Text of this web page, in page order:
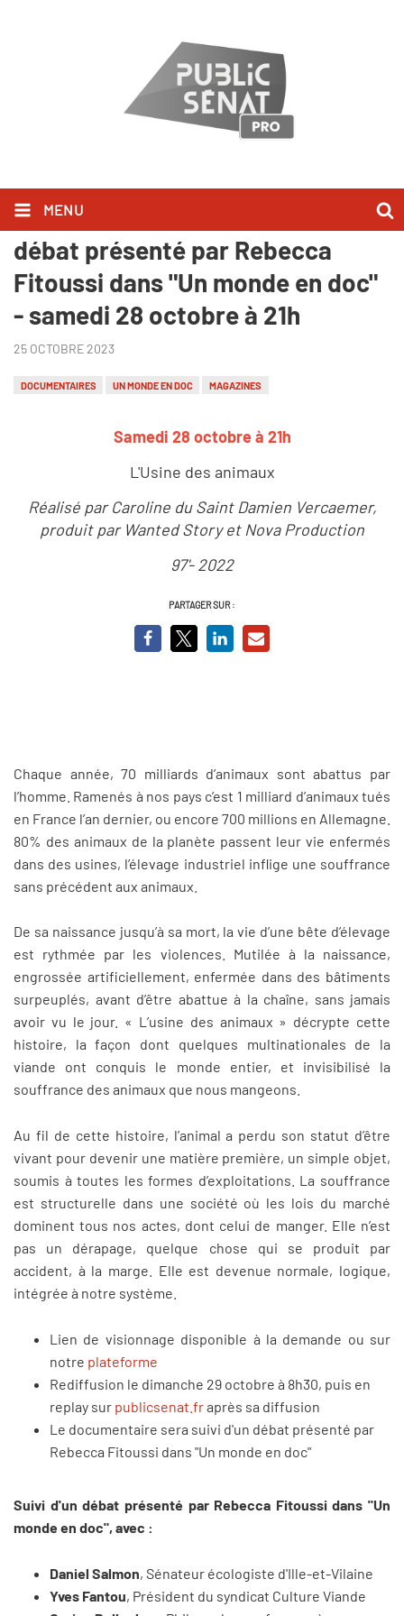
MENU
"L'usine des animaux", suivi d'un
débat présenté par Rebecca
Fitoussi dans "Un monde en doc"
- samedi 28 octobre à 21h
25 OCTOBRE 2023
DOCUMENTAIRES UN MONDE EN DOC MAGAZINES
Samedi 28 octobre à 21h
L'Usine des animaux
Réalisé par Caroline du Saint Damien Vercaemer,
produit par Wanted Story et Nova Production
97'- 2022
PARTAGER SUR :
Chaque année, 70 milliards d’animaux sont abattus par
l’homme. Ramenés à nos pays c’est 1 milliard d’animaux tués
en France l’an dernier, ou encore 700 millions en Allemagne.
80% des animaux de la planète passent leur vie enfermés
dans des usines, l’élevage industriel inflige une souffrance
sans précédent aux animaux.
De sa naissance jusqu’à sa mort, la vie d’une bête d’élevage
est rythmée par les violences. Mutilée à la naissance,
engrossée artificiellement, enfermée dans des bâtiments
surpeuplés, avant d’être abattue à la chaîne, sans jamais
avoir vu le jour. « L’usine des animaux » décrypte cette
histoire, la façon dont quelques multinationales de la
viande ont conquis le monde entier, et invisibilisé la
souffrance des animaux que nous mangeons.
Au fil de cette histoire, l’animal a perdu son statut d’être
vivant pour devenir une matière première, un simple objet,
soumis à toutes les formes d’exploitations. La souffrance
est structurelle dans une société où les lois du marché
dominent tous nos actes, dont celui de manger. Elle n’est
pas un dérapage, quelque chose qui se produit par
accident, à la marge. Elle est devenue normale, logique,
intégrée à notre système.
Lien de visionnage disponible à la demande ou sur
notre plateforme
Rediffusion le dimanche 29 octobre à 8h30, puis en
replay sur publicsenat.fraprès sa diffusion
Le documentaire sera suivi d'un débat présenté par
Rebecca Fitoussi dans "Un monde en doc"
Suivi d'un débat présenté par Rebecca Fitoussi dans "Un
monde en doc", avec :
Daniel Salmon, Sénateur écologiste d'Ille-et-Vilaine
Yves Fantou, Président du syndicat Culture Viande